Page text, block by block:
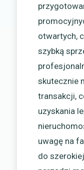
otwartych,
szybką
skutecznie
transakcji,
uzyskania
uwagę na
do